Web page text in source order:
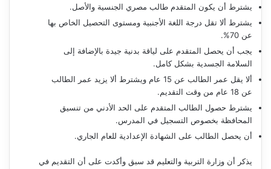
يشترط أن يكون المتقدم طالب مصري الجنسية والأصل.
يشترط ألا تقل درجة اللغة الأجنبية ومستوى التحصيل الخاص بها
عن 70%.
يجب أن يحصل المتقدم على لياقة بدنية جيدة بالإضافة إلى
السلامة الجسدية بشكل كامل.
ألا يقل عمر الطالب عن 15 عام ويشترط ألا يزيد عمر الطالب
عن 18 عام من وقت التقديم.
يشترط حصول الطالب المتقدم على الحد الأدني من تنسيق
المحافظة بخصوص التسجيل في المدرس.
أن يحصل الطالب على الشهادة الإعدادية للعام الجاري.
يذكر أن وزارة التربية والتعليم قد سبق وأكدت على أن التقديم في